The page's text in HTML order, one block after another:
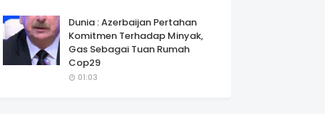
Dunia : Azerbaijan Pertahan
Komitmen Terhadap Minyak,
Gas Sebagai Tuan Rumah
Cop29
01:03